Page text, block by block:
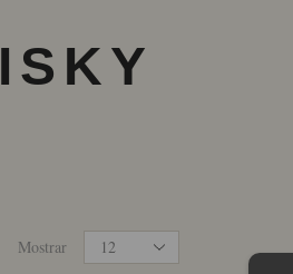
Mostrar
Productos
por